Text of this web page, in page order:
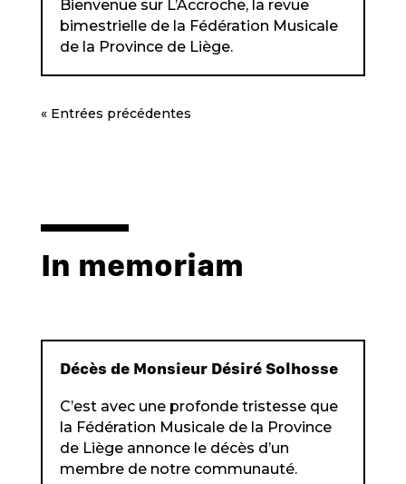
Bienvenue sur L’Accroche, la revue
bimestrielle de la Fédération Musicale
de la Province de Liège.
« Entrées précédentes
In memoriam
Décès de Monsieur Désiré Solhosse
C’est avec une profonde tristesse que
la Fédération Musicale de la Province
de Liège annonce le décès d’un
membre de notre communauté.